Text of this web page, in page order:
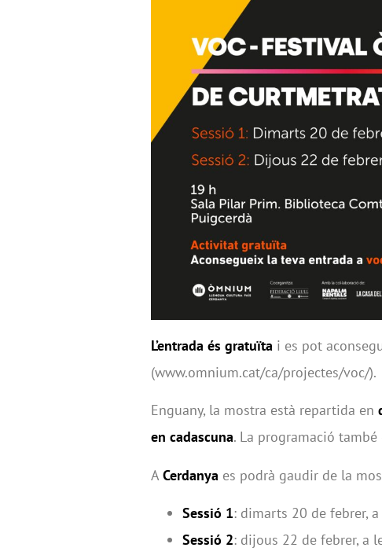
L’entrada és gratuïta i es pot
(www.omnium.cat/ca/projectes/voc/).
Enguany, la mostra està repartida en
en cadascuna. La programació
ACerdanya es podrà gaudir de la
Sessió 1: dimarts 20 de febrer,
Sessió 2: dijous 22 de febrer, a